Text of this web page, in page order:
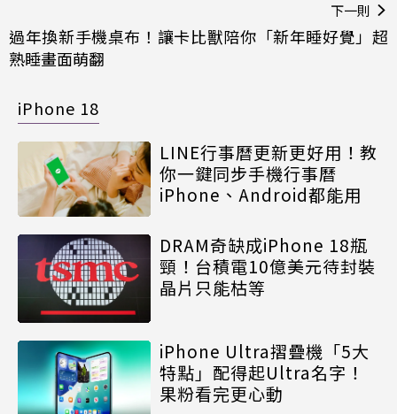
下一則
過年換新手機桌布！讓卡比獸陪你「新年睡好覺」超
熟睡畫面萌翻
iPhone 18
LINE行事曆更新更好用！教
你一鍵同步手機行事曆
iPhone、Android都能用
DRAM奇缺成iPhone 18瓶
頸！台積電10億美元待封裝
晶片只能枯等
iPhone Ultra摺疊機「5大
特點」配得起Ultra名字！
果粉看完更心動